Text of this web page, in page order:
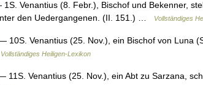
Venantius (8. Febr.), Bischof und Bekenner,
den Uedergangenen. (II. 151.) …
Vollständiges
10S. Venantius (25. Nov.), ein Bischof von Luna
Vollständiges Heiligen-Lexikon
11S. Venantius (25. Nov.), ein Abt zu Sarzana,